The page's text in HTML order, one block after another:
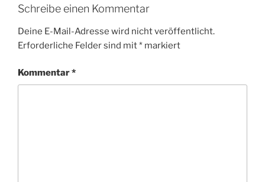
Schreibe einen Kommentar
Deine E-Mail-Adresse wird nicht veröffentlicht.
Erforderliche Felder sind mit* markiert
Kommentar*